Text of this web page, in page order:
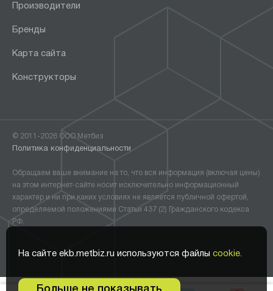
На сайте ekb.metbiz.ru используются файлы cookie.
Производители
Бренды
Карта сайта
Конструкторы
© 2011-2026 ООО Метбиз
Политика конфиденциальности
Обращаем ваше внимание на то, что вся информация (включая цены)
на этом интернет-сайте носит исключительно информационный
характер и ни при каких условиях не является публичной офертой,
определяемой положениями Статьи 437 (2) Гражданского кодекса
РФ.